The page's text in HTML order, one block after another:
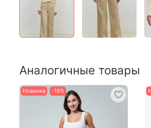
Аналогичные товары
Новинка -19%